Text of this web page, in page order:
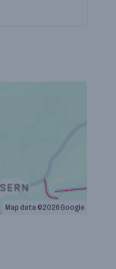
Map data ©2026 Google